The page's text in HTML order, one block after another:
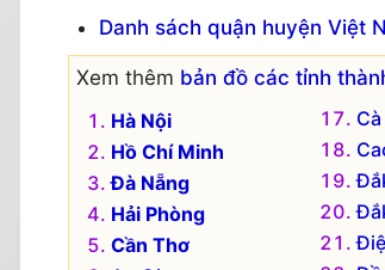
Danh sách quận huyện Việt
Xem thêm bản đồ các tỉnh
Hà Nội
Hồ Chí Minh
Đà Nẵng
Hải Phòng
Cần Thơ